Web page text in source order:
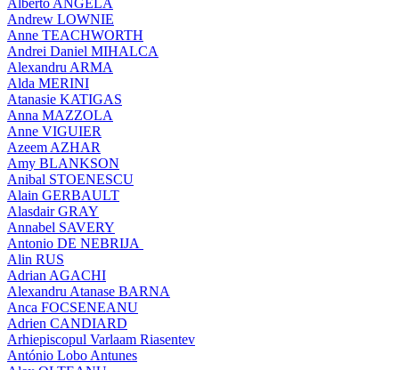
Andrew LOWNIE
Anne TEACHWORTH
Andrei Daniel MIHALCA
Alexandru ARMA
Alda MERINI
Atanasie KATIGAS
Anna MAZZOLA
Anne VIGUIER
Azeem AZHAR
Amy BLANKSON
Anibal STOENESCU
Alain GERBAULT
Alasdair GRAY
Annabel SAVERY
Antonio DE NEBRIJA
Alin RUS
Adrian AGACHI
Alexandru Atanase BARNA
Anca FOCSENEANU
Adrien CANDIARD
Arhiepiscopul Varlaam Riasentev
António Lobo Antunes